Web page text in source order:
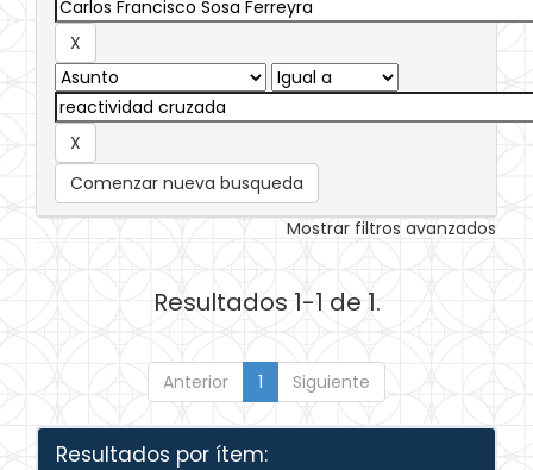
Comenzar nueva busqueda
Mostrar filtros avanzados
Resultados 1-1 de 1.
Anterior 1 Siguiente
Resultados por ítem: